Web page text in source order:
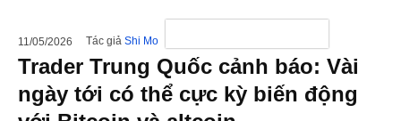
11/05/2026 Tác giả Shi Mo
Trader Trung Quốc cảnh báo: Vài
ngày tới có thể cực kỳ biến động